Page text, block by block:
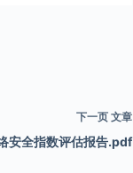
下一页 文章
安全指数评估报告.pdf